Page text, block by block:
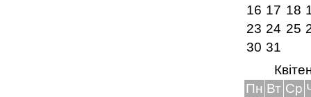
16 17 18
23 24 25
30 31
Пн Вт Ср